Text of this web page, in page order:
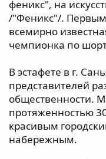
феникс", на
/"Феникс"/.
всемирно
чемпионка по
В эстафете в г.
представителей
общественности.
протяженностью
красивым
набережным.